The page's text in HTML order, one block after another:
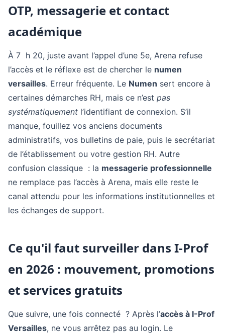
OTP, messagerie et contact
académique
À 7 h 20, juste avant l’appel d’une 5e, Arena refuse
l’accès et le réflexe est de chercher le numen
versailles. Erreur fréquente. Le Numen sert encore à
certaines démarches RH, mais ce n’est pas
systématiquement l’identifiant de connexion. S’il
manque, fouillez vos anciens documents
administratifs, vos bulletins de paie, puis le secrétariat
de l’établissement ou votre gestion RH. Autre
confusion classique : la messagerie professionnelle
ne remplace pas l’accès à Arena, mais elle reste le
canal attendu pour les informations institutionnelles et
les échanges de support.
Ce qu'il faut surveiller dans I-Prof
en 2026 : mouvement, promotions
et services gratuits
Que suivre, une fois connecté ? Après l’accès à I-Prof
Versailles, ne vous arrêtez pas au login. Le